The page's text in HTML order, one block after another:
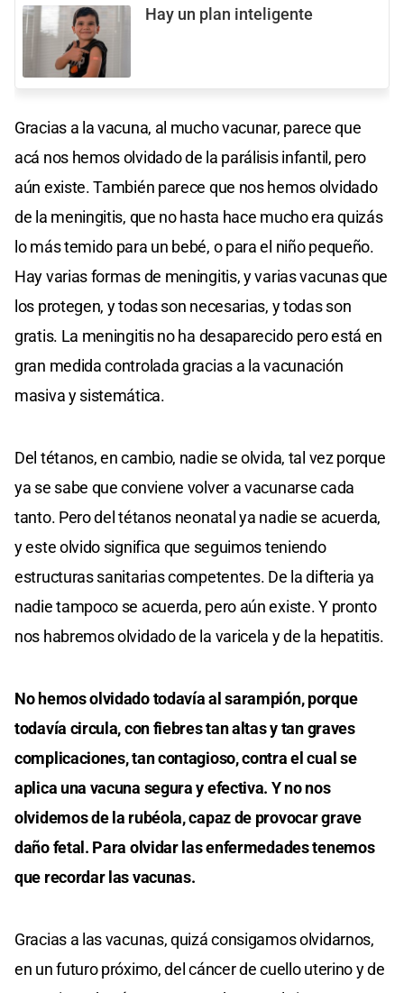
Hay un plan inteligente
Gracias a la vacuna, al mucho vacunar, parece que
acá nos hemos olvidado de la parálisis infantil, pero
aún existe. También parece que nos hemos olvidado
de la meningitis, que no hasta hace mucho era quizás
lo más temido para un bebé, o para el niño pequeño.
Hay varias formas de meningitis, y varias vacunas que
los protegen, y todas son necesarias, y todas son
gratis. La meningitis no ha desaparecido pero está en
gran medida controlada gracias a la vacunación
masiva y sistemática.
Del tétanos, en cambio, nadie se olvida, tal vez porque
ya se sabe que conviene volver a vacunarse cada
tanto. Pero del tétanos neonatal ya nadie se acuerda,
y este olvido significa que seguimos teniendo
estructuras sanitarias competentes. De la difteria ya
nadie tampoco se acuerda, pero aún existe. Y pronto
nos habremos olvidado de la varicela y de la hepatitis.
No hemos olvidado todavía al sarampión, porque
todavía circula, con fiebres tan altas y tan graves
complicaciones, tan contagioso, contra el cual se
aplica una vacuna segura y efectiva. Y no nos
olvidemos de la rubéola, capaz de provocar grave
daño fetal. Para olvidar las enfermedades tenemos
que recordar las vacunas.
Gracias a las vacunas, quizá consigamos olvidarnos,
en un futuro próximo, del cáncer de cuello uterino y de